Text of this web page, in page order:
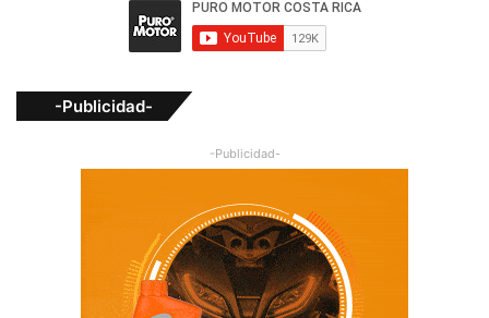
-Publicidad-
-Publicidad-